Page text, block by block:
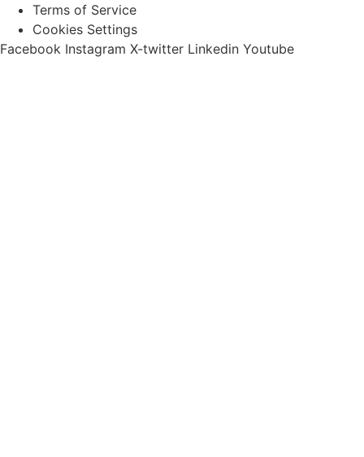
Terms of Service
Cookies Settings
Facebook Instagram X-twitter Linkedin Youtube